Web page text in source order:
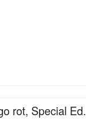
rot, Special Ed.